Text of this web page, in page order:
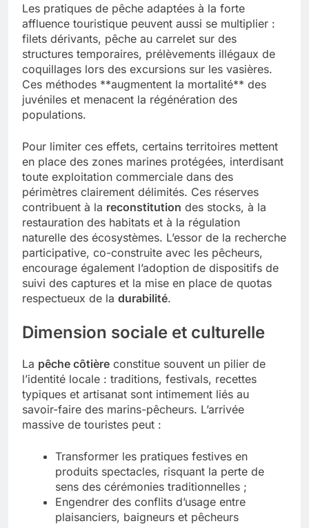
Les pratiques de pêche adaptées à la forte
affluence touristique peuvent aussi se multiplier :
filets dérivants, pêche au carrelet sur des
structures temporaires, prélèvements illégaux de
coquillages lors des excursions sur les vasières.
Ces méthodes **augmentent la mortalité** des
juvéniles et menacent la régénération des
populations.
Pour limiter ces effets, certains territoires mettent
en place des zones marines protégées, interdisant
toute exploitation commerciale dans des
périmètres clairement délimités. Ces réserves
contribuent à la reconstitution des stocks, à la
restauration des habitats et à la régulation
naturelle des écosystèmes. L’essor de la recherche
participative, co-construite avec les pêcheurs,
encourage également l’adoption de dispositifs de
suivi des captures et la mise en place de quotas
respectueux de la durabilité.
Dimension sociale et culturelle
La pêche côtière constitue souvent un pilier de
l’identité locale : traditions, festivals, recettes
typiques et artisanat sont intimement liés au
savoir-faire des marins-pêcheurs. L’arrivée
massive de touristes peut :
Transformer les pratiques festives en
produits spectacles, risquant la perte de
sens des cérémonies traditionnelles ;
Engendrer des conflits d’usage entre
plaisanciers, baigneurs et pêcheurs